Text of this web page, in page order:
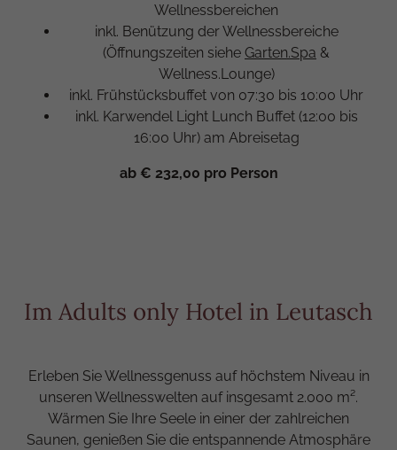
Wellnessbereichen
inkl. Benützung der Wellnessbereiche
(Öffnungszeiten siehe Garten.Spa &
Wellness.Lounge)
inkl. Frühstücksbuffet von 07:30 bis 10:00 Uhr
inkl. Karwendel Light Lunch Buffet (12:00 bis
16:00 Uhr) am Abreisetag
ab € 232,00 pro Person
Im Adults only Hotel in Leutasch
Erleben Sie Wellnessgenuss auf höchstem Niveau in
unseren Wellnesswelten auf insgesamt 2.000 m².
Wärmen Sie Ihre Seele in einer der zahlreichen
Saunen, genießen Sie die entspannende Atmosphäre